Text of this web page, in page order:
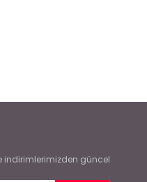
indirimlerimizden güncel